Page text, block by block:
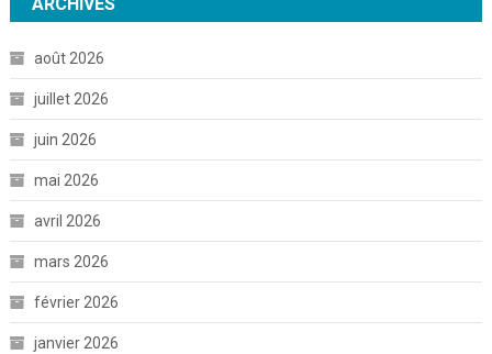
ARCHIVES
août 2026
juillet 2026
juin 2026
mai 2026
avril 2026
mars 2026
février 2026
janvier 2026